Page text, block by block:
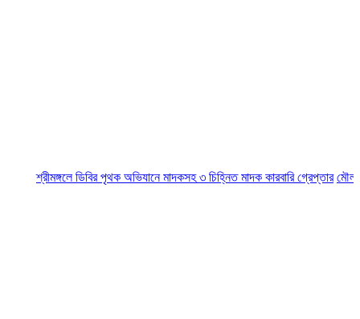
শ্রীমঙ্গলে ডিবির পৃথক অভিযানে মাদকসহ ৩ চিহ্নিত মাদক কারবারি গ্রেপ্তার